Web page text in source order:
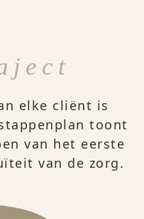
elke cliënt is
toont
van het eerste
van de zorg.